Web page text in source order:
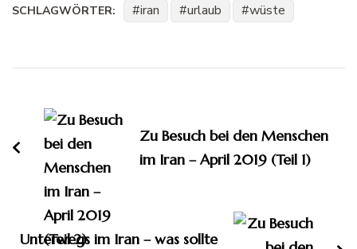
SCHLAGWÖRTER: iran urlaub wüste
Zu Besuch bei den Menschen
im Iran – April 2019 (Teil 1)
Unterwegs im Iran – was sollte